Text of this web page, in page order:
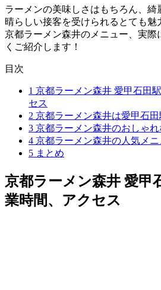
ラーメンの美味しさはもちろん、
晴らしい接客を受けられるとても魅
京都ラーメン森井のメニュー、実際
くご紹介します！
目次
1 京都ラーメン森井 愛甲石田
セス
2 京都ラーメン森井は愛甲石田
3 京都ラーメン森井のおしゃ
4 京都ラーメン森井の人気メニ
5 まとめ
京都ラーメン森井 愛甲
業時間、アクセス